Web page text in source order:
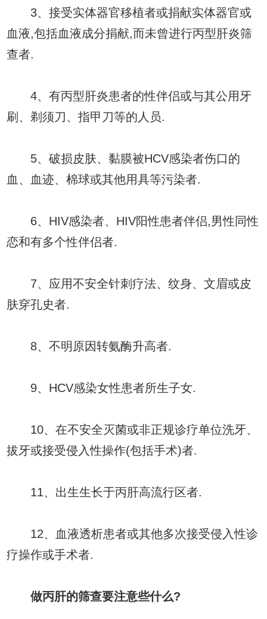
3、接受实体器官移植者或捐献实体器官或
血液,包括血液成分捐献,而未曾进行丙型肝炎筛
查者.
4、有丙型肝炎患者的性伴侣或与其公用牙
刷、剃须刀、指甲刀等的人员.
5、破损皮肤、黏膜被HCV感染者伤口的
血、血迹、棉球或其他用具等污染者.
6、HIV感染者、HIV阳性患者伴侣,男性同性
恋和有多个性伴侣者.
7、应用不安全针刺疗法、纹身、文眉或皮
肤穿孔史者.
8、不明原因转氨酶升高者.
9、HCV感染女性患者所生子女.
10、在不安全灭菌或非正规诊疗单位洗牙、
拔牙或接受侵入性操作(包括手术)者.
11、出生生长于丙肝高流行区者.
12、血液透析患者或其他多次接受侵入性诊
疗操作或手术者.
做丙肝的筛查要注意些什么?